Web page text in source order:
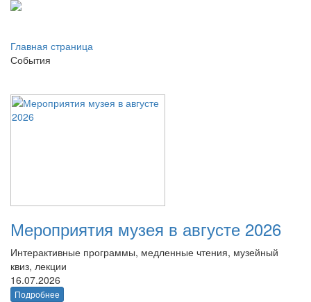
Главная страница
События
Мероприятия музея в августе 2026
Интерактивные программы, медленные чтения, музейный
квиз, лекции
16.07.2026
Подробнее